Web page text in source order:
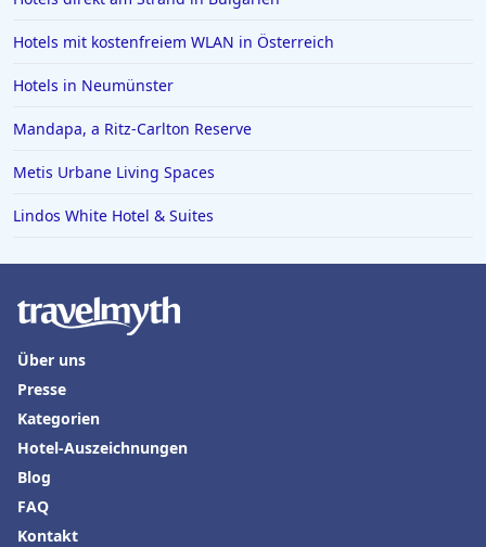
Hotels mit kostenfreiem WLAN in Österreich
Hotels in Neumünster
Mandapa, a Ritz-Carlton Reserve
Metis Urbane Living Spaces
Lindos White Hotel & Suites
Über uns
Presse
Kategorien
Hotel-Auszeichnungen
Blog
FAQ
Kontakt